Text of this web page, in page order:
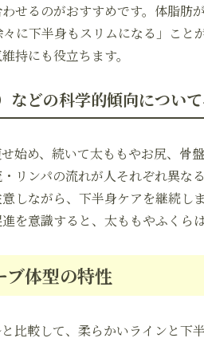
せるのがおすすめです。体脂肪
に下半身もスリムになる」こと
持にも役立ちます。
どの科学的傾向につい
始め、続いて太ももやお尻、骨
リンパの流れが人それぞれ異な
しながら、下半身ケアを継続し
を意識すると、太ももやふくら
ブ体型の特性
比較して、柔らかいラインと下